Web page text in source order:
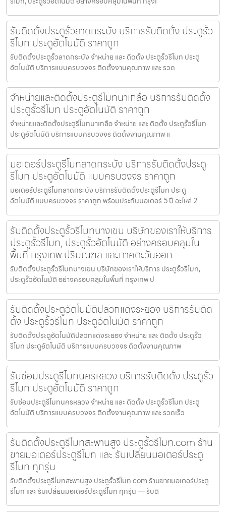
รับติดตั้งประตูรั้วลาดกระบัง บริการรับติดตั้ง ประตูรั้ว
รีโมท ประตูอัตโนมัติ ราคาถูก
รับติดตั้งประตูรั้วลาดกระบัง จำหน่าย และ ติดตั้ง ประตูรั้วรีโมท ประตู
อัตโนมัติ บริการแบบครบวงจร ติดตั้งงานคุณภาพ และ รวด
จำหน่ายและติดตั้งประตูรีโมทนาเกลือ บริการรับติดตั้ง
ประตูรั้วรีโมท ประตูอัตโนมัติ ราคาถูก
จำหน่ายและติดตั้งประตูรีโมทนาเกลือ จำหน่าย และ ติดตั้ง ประตูรั้วรีโมท
ประตูอัตโนมัติ บริการแบบครบวงจร ติดตั้งงานคุณภาพ แ
มอเตอร์ประตูรีโมทลาดกระบัง บริการรับติดตั้งประตู
รีโมท ประตูอัตโนมัติ แบบครบวงจร ราคาถูก
มอเตอร์ประตูรีโมทลาดกระบัง บริการรับติดตั้งประตูรีโมท ประตู
อัตโนมัติ แบบครบวงจร ราคาถูก พร้อมประกันมอเตอร์ 5 ปี อะไหล่ 2
รับติดตั้งประตูรั้วรีโมทบางเขน บริษัทของเราให้บริการ
ประตูรั้วรีโมท, ประตูรั้วอัตโนมัติ อย่างครอบคลุมใน
พื้นที่ กรุงเทพ ปริมณฑล และภาคตะวันออก
รับติดตั้งประตูรั้วรีโมทบางเขน บริษัทของเราให้บริการ ประตูรั้วรีโมท,
ประตูรั้วอัตโนมัติ อย่างครอบคลุมในพื้นที่ กรุงเทพ ป
รับติดตั้งประตูอัตโนมัติปลวกแดงระยอง บริการรับติด
ตั้ง ประตูรั้วรีโมท ประตูอัตโนมัติ ราคาถูก
รับติดตั้งประตูอัตโนมัติปลวกแดงระยอง จำหน่าย และ ติดตั้ง ประตูรั้ว
รีโมท ประตูอัตโนมัติ บริการแบบครบวงจร ติดตั้งงานคุณภาพ
รับซ่อมประตูรีโมทนครหลวง บริการรับติดตั้ง ประตูรั้ว
รีโมท ประตูอัตโนมัติ ราคาถูก
รับซ่อมประตูรีโมทนครหลวง จำหน่าย และ ติดตั้ง ประตูรั้วรีโมท ประตู
อัตโนมัติ บริการแบบครบวงจร ติดตั้งงานคุณภาพ และ รวดเร็ว
รับติดตั้งประตูรีโมทสะพานสูง ประตูรั้วรีโมท.com ร้าน
ขายมอเตอร์ประตูรีโมท และ รับเปลี่ยนมอเตอร์ประตู
รีโมท ทุกรุ่น
รับติดตั้งประตูรีโมทสะพานสูง ประตูรั้วรีโมท.com ร้านขายมอเตอร์ประตู
รีโมท และ รับเปลี่ยนมอเตอร์ประตูรีโมท ทุกรุ่น — รับติ